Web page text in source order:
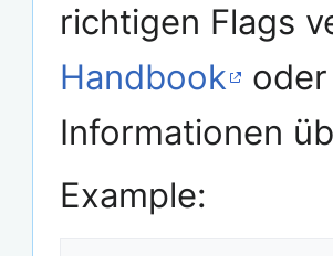
richtigen Flags
Handbook
Informationen
Example: